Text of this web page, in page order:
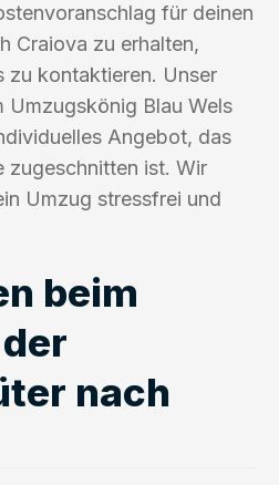
für deinen
Craiova zu erhalten,
zu kontaktieren. Unser
Umzugskönig Blau Wels
Angebot, das
zugeschnitten ist. Wir
Umzug stressfrei und
beim
nach